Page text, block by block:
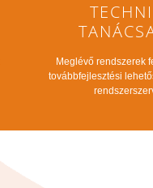
Meglévő rendszerek
továbbfejlesztési